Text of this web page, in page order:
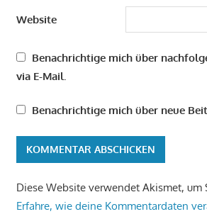
Website
Benachrichtige mich über
via E-Mail.
Benachrichtige mich über neue
Diese Website verwendet Akismet, um
Erfahre, wie deine Kommentardaten